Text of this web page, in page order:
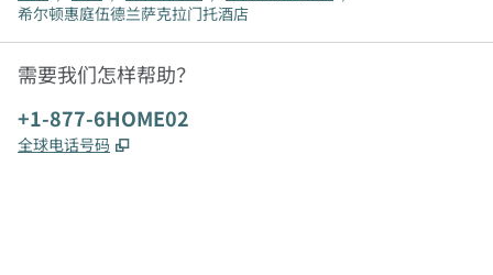
希尔顿惠庭伍德兰萨克拉门托酒店
需要我们怎样帮助？
电话:
+1-877-6HOME02
全球电话号码 ,